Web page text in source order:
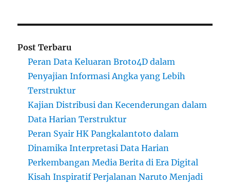
Post Terbaru
Peran Data Keluaran Broto4D dalam
Penyajian Informasi Angka yang Lebih
Terstruktur
Kajian Distribusi dan Kecenderungan dalam
Data Harian Terstruktur
Peran Syair HK Pangkalantoto dalam
Dinamika Interpretasi Data Harian
Perkembangan Media Berita di Era Digital
Kisah Inspiratif Perjalanan Naruto Menjadi